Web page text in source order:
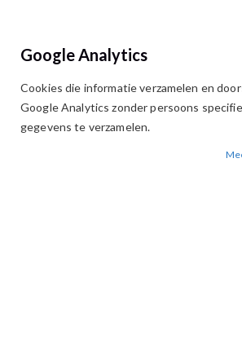
Google Analytics
Cookies die informatie verzamelen en
Google Analytics zonder persoons
gegevens te verzamelen.